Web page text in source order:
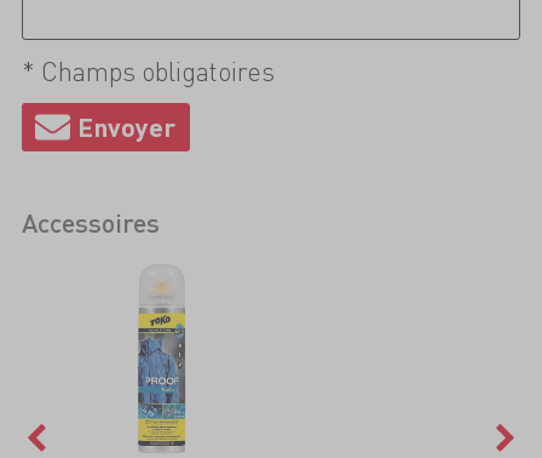
* Champs obligatoires
Accessoires